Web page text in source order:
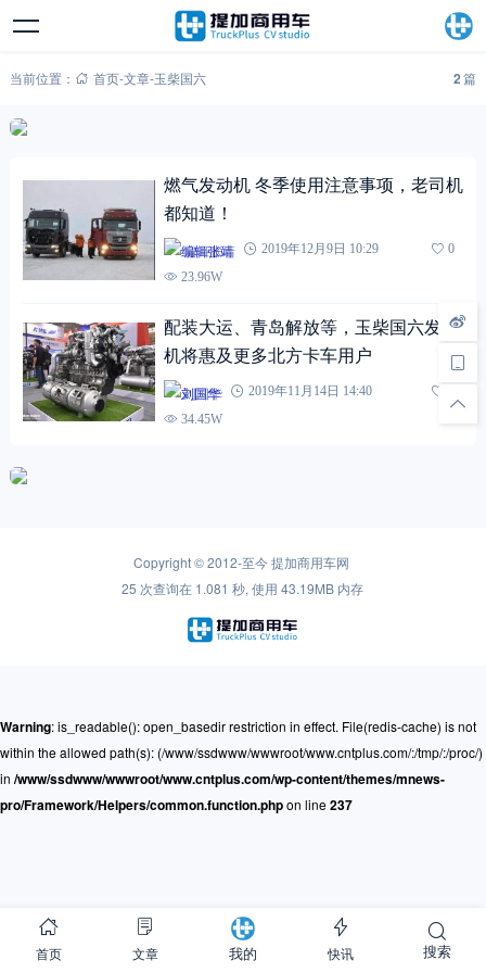
当前位置： 首页-文章-玉柴国六 2篇
燃气发动机 冬季使用注意事项，老司机
都知道！
编辑张靖 2019年12月9日 10:29
0
23.96W
配装大运、青岛解放等，玉柴国六发动
机将惠及更多北方卡车用户
刘国华 2019年11月14日 14:40
34.45W
Copyright © 2012-至今提加商用车网
25 次查询在 1.081 秒, 使用 43.19MB 内存
首页 文章 我的 快讯 搜索
Warning: is_readable(): open_basedir restriction in effect. File(redis-cache) is not
within the allowed path(s): (/www/ssdwww/wwwroot/www.cntplus.com/:/tmp/:/proc/)
in /www/ssdwww/wwwroot/www.cntplus.com/wp-content/themes/mnews-
pro/Framework/Helpers/common.function.phpon line237